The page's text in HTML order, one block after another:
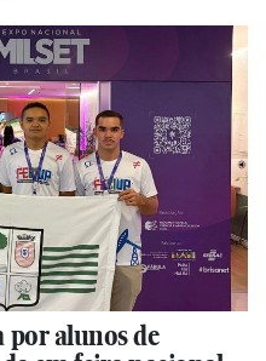
por alunos de